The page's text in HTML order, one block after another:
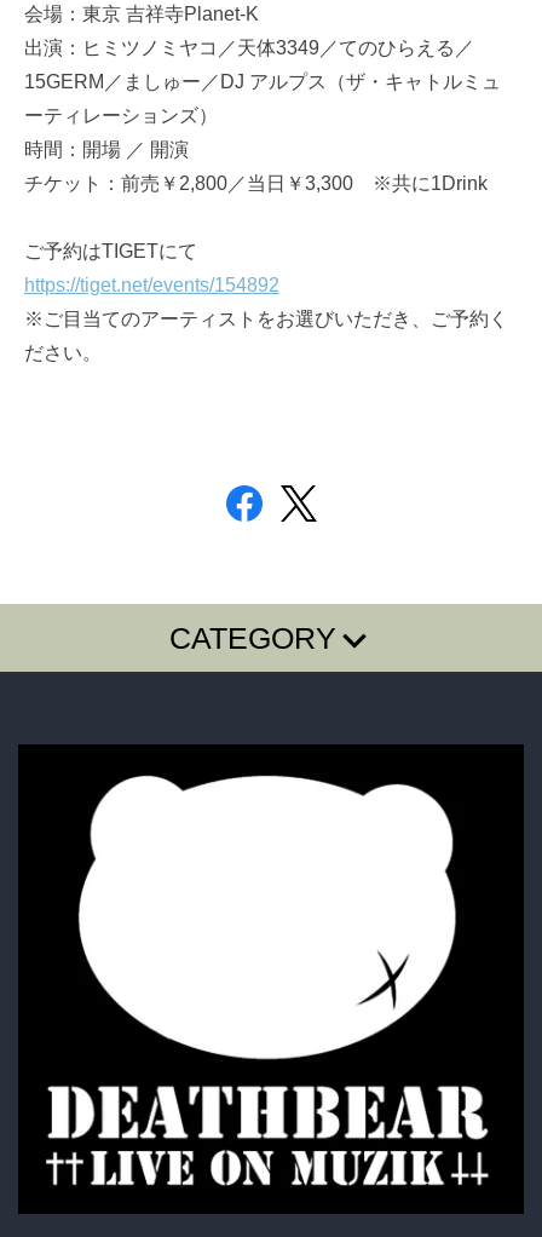
会場：東京 吉祥寺Planet-K
出演：ヒミツノミヤコ／天体3349／てのひらえる／
15GERM／ましゅー／DJ アルプス（ザ・キャトルミュ
ーティレーションズ）
時間：開場 ／ 開演
チケット：前売￥2,800／当日￥3,300 ※共に1Drink
ご予約はTIGETにて
https://tiget.net/events/154892
※ご目当てのアーティストをお選びいただき、ご予約く
ださい。
CATEGORY
T-SHIRTS LONG SLEEVE T
ACCESSORY